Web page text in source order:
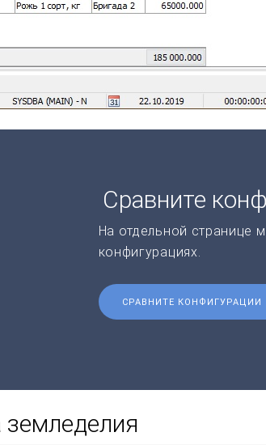
Сравните
На отдельной странице
конфигурациях.
СРАВНИТЕ КОНФИГУРАЦИИ